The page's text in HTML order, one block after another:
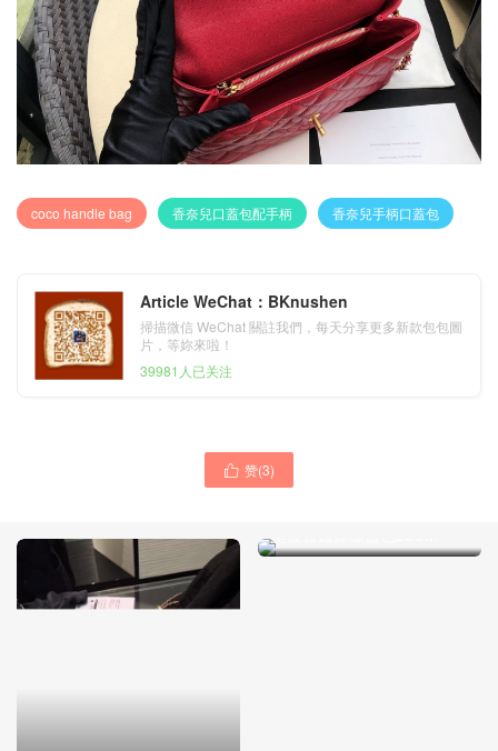
coco handle bag 香奈兒口蓋包配手柄 香奈兒手柄口蓋包
Article WeChat：BKnushen
掃描微信 WeChat 關註我們，每天分享更多新款包包圖
片，等妳來啦！
39981人已关注
 赞(3)
小香經典款Large 2.55
型復古鏈條深蓝色20CM